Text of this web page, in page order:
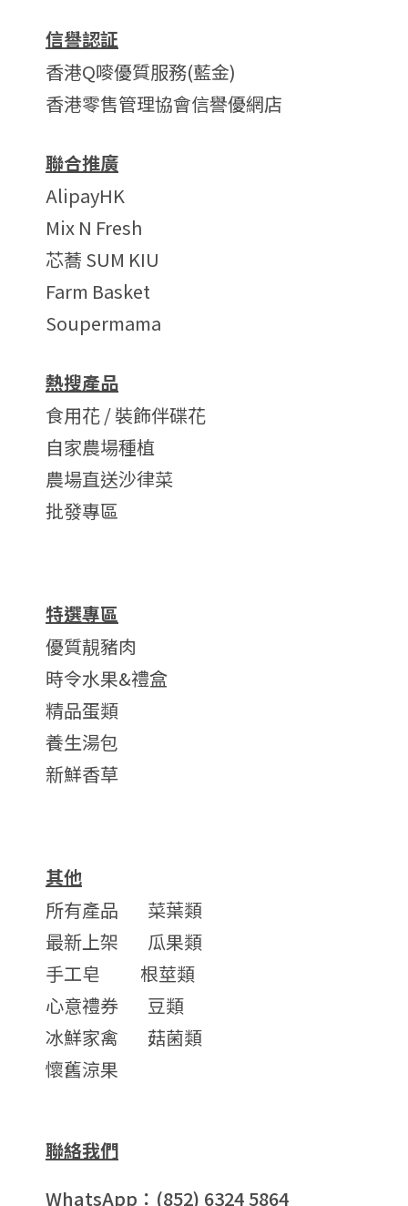
信譽認証
香港Q嘜優質服務(藍金)
香港零售管理協會信譽優網店
聯合推廣
AlipayHK
Mix N Fresh
芯蕎 SUM KIU
Farm Basket
Soupermama
熱搜產品
食用花 / 裝飾伴碟花
自家農場種植
農場直送沙律菜
批發專區
特選專區
優質靚豬肉
時令水果&禮盒
精品蛋類
養生湯包
新鮮香草
其他
所有產品
菜葉類
最新上架
瓜果類
手工皂
根莖類
心意禮券
豆類
冰鮮家禽
菇菌類
懷舊涼果
聯絡我們
WhatsApp：(852) 6324 5864